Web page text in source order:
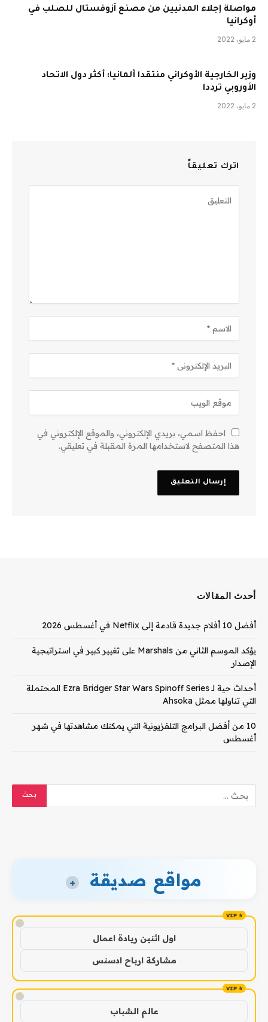
مواصلة إجلاء المدنيين من مصنع آزوفستال للصلب في
أوكرانيا
2 مايو، 2022
وزير الخارجية الأوكراني منتقدا ألمانيا: أكثر دول الاتحاد
الأوروبي ترددا
2 مايو، 2022
اترك تعليقاً
احفظ اسمي، بريدي الإلكتروني، والموقع الإلكتروني في
هذا المتصفح لاستخدامها المرة المقبلة في تعليقي.
أحدث المقالات
أفضل 10 أفلام جديدة قادمة إلى Netflix في أغسطس 2026
يؤكد الموسم الثاني من Marshals على تغيير كبير في استراتيجية
الإصدار
أحداث حية لـ Ezra Bridger Star Wars Spinoff Series المحتملة
التي تناولها ممثل Ahsoka
10 من أفضل البرامج التلفزيونية التي يمكنك مشاهدتها في شهر
أغسطس
مواقع صديقة +
!
اول اثنين ريادة اعمال
مشاركة ارباح ادسنس
!
عالم الشباب